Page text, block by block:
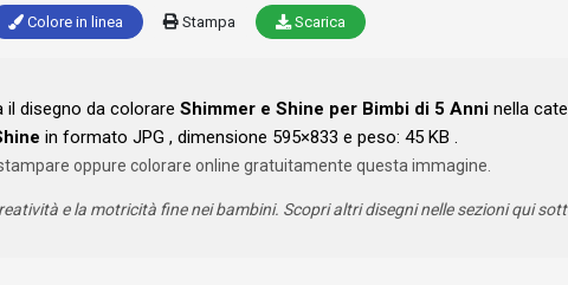
Colore in linea Stampa Scarica
il disegno da colorare Shimmer e Shine per Bimbi di 5 Anni nella
in formato JPG , dimensione 595×833 e peso: 45 KB .
oppure colorare online gratuitamente questa immagine.
e la motricità fine nei bambini. Scopri altri disegni nelle sezioni qui